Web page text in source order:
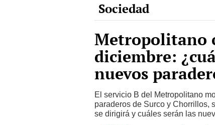
Sociedad
Metropolitano
diciembre:
nuevos
El servicio B del Metropolitano
paraderos de Surco y Chorrillos,
se dirigirá y cuáles serán las